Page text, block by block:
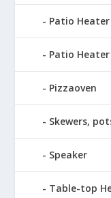
Patio Heater
Patio
Pizzaoven
Skewers,
Speaker
Table-top